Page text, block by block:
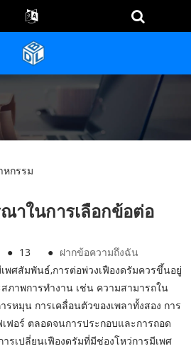
หกรรม
าในการเลือกข้อต่อ
● 13 ● ฝากข้อความถึงฉัน
พศสัมพันธ์,การต่อพ่วงเฟืองดรัมควรขึ้นอยู่
ภาพการทำงาน เช่น ความสามารถใน
รหมุน การเคลื่อนตัวของเพลาทั้งสอง การ
ฟอร์ ตลอดจนการประกอบและการถอด
รเปลี่ยนเฟืองดรัมที่มีช่องโหว่การมีเพศ